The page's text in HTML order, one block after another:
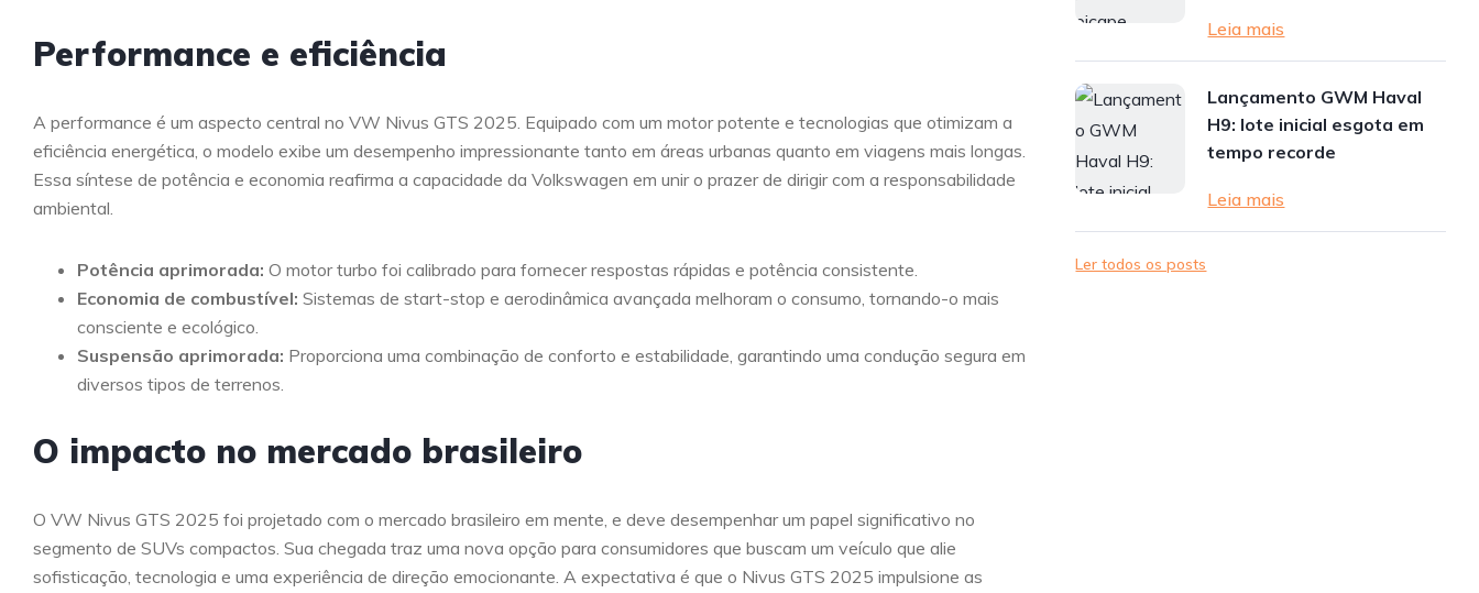
Performance e eficiência
A performance é um aspecto central no VW Nivus GTS 2025. Equipado com um motor potente e tecnologias que otimizam a
eficiência energética, o modelo exibe um desempenho impressionante tanto em áreas urbanas quanto em viagens mais longas.
Essa síntese de potência e economia reafirma a capacidade da Volkswagen em unir o prazer de dirigir com a responsabilidade
ambiental.
Potência aprimorada: O motor turbo foi calibrado para fornecer respostas rápidas e potência consistente.
Economia de combustível: Sistemas de start-stop e aerodinâmica avançada melhoram o consumo, tornando-o mais
consciente e ecológico.
Suspensão aprimorada: Proporciona uma combinação de conforto e estabilidade, garantindo uma condução segura em
diversos tipos de terrenos.
O impacto no mercado brasileiro
O VW Nivus GTS 2025 foi projetado com o mercado brasileiro em mente, e deve desempenhar um papel significativo no
segmento de SUVs compactos. Sua chegada traz uma nova opção para consumidores que buscam um veículo que alie
sofisticação, tecnologia e uma experiência de direção emocionante. A expectativa é que o Nivus GTS 2025 impulsione as
Leia mais
Lançamento GWM Haval
H9: lote inicial esgota em
tempo recorde
Leia mais
Ler todos os posts